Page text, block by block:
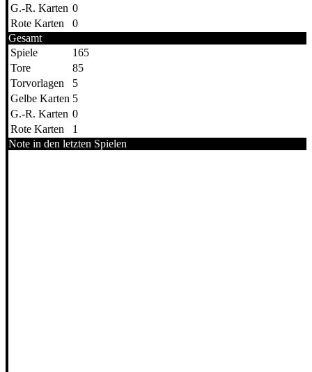
G.-R. Karten 0
Rote Karten
0
Gesamt
Spiele
165
Tore
85
Torvorlagen
5
Gelbe Karten 5
G.-R. Karten 0
Rote Karten
1
Note in den letzten Spielen